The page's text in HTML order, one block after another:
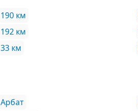
190 км
192 км
33 км
Арбат